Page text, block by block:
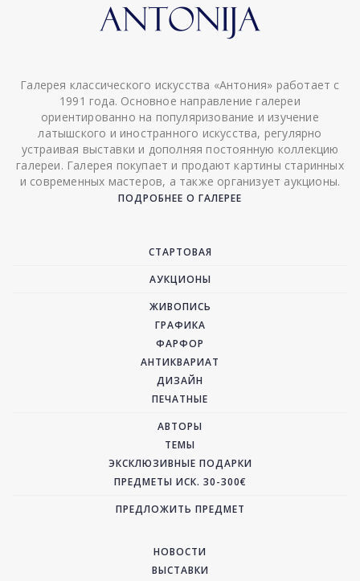
Галерея классического искусства «Антония» работает с
1991 года. Основное направление галереи
ориентированно на популяризование и изучение
латышского и иностранного искусства, регулярно
устраивая выставки и дополняя постоянную коллекцию
галереи. Галерея покупает и продают картины старинных
и современных мастеров, а также организует аукционы.
ПОДРОБНЕЕ О ГАЛЕРЕЕ
СТАРТОВАЯ
АУКЦИОНЫ
ЖИВОПИСЬ
ГРАФИКА
ФАРФОР
АНТИКВАРИАТ
ДИЗАЙН
ПЕЧАТНЫЕ
АВТОРЫ
ТЕМЫ
ЭКСКЛЮЗИВНЫЕ ПОДАРКИ
ПРЕДМЕТЫ ИСК. 30-300€
ПРЕДЛОЖИТЬ ПРЕДМЕТ
НОВОСТИ
ВЫСТАВКИ